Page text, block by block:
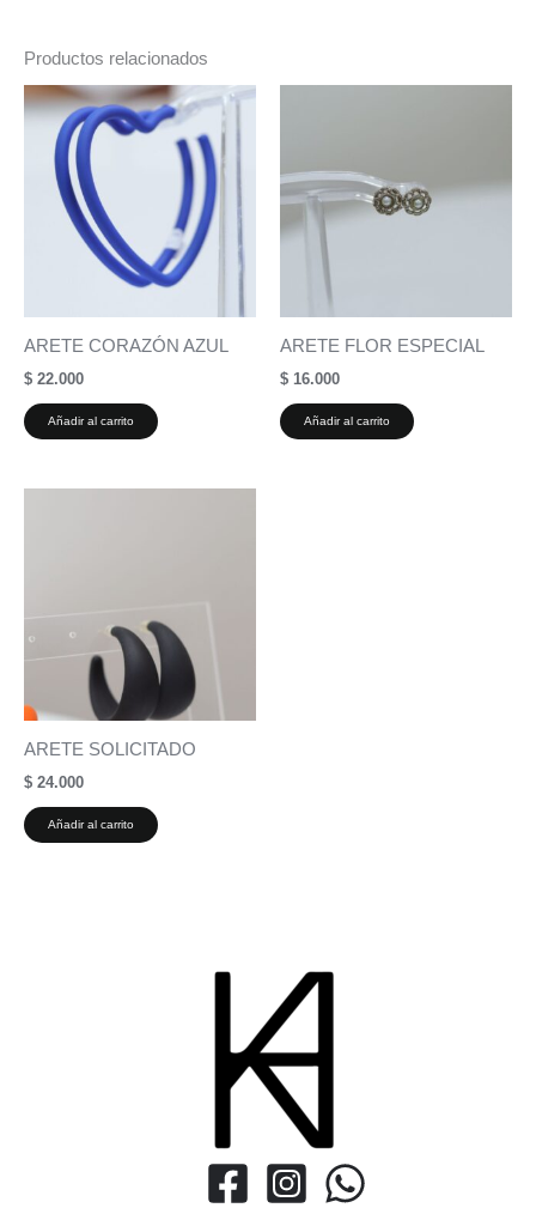
Productos relacionados
ARETE CORAZÓN AZUL
$ 22.000
Añadir al carrito
ARETE FLOR ESPECIAL
$ 16.000
Añadir al carrito
ARETE SOLICITADO
$ 24.000
Añadir al carrito